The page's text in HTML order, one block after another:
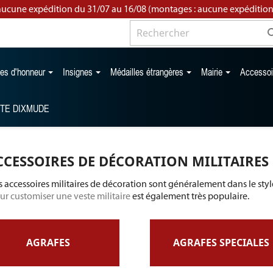
expédition du 31/07 au 16/08 (montages : aucune
d'honneur Insignes Médailles étrangères Mairie
DIXMUDE
DE DÉCORATION MILITAIRES
accessoires militaires de décoration sont généralement dans le
customiser une veste militaireest également très populaire.
AGRAFES AGRAFES SPECIALES